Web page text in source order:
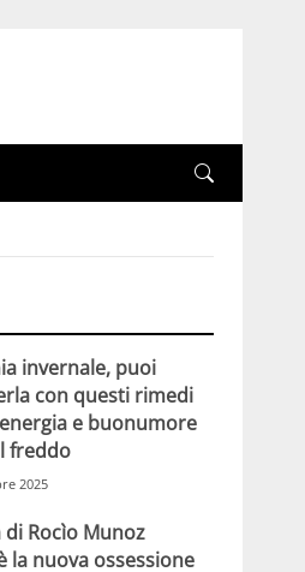
invernale, puoi
con questi rimedi
e buonumore
freddo
2025
di Rocìo Munoz
la nuova ossessione